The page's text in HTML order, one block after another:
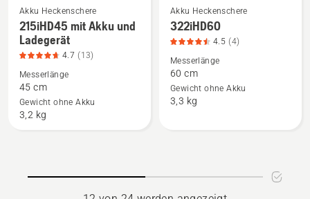
Mehr
Details
zu
215iHD45
mit
Akku
und
Akku Heckenschere
215iHD45 mit Akku und
Ladegerät
4.7 (13)
Messerlänge
45 cm
Gewicht ohne Akku
3,2 kg
Mehr
Details
322iHD60
anzeigen,
Produktbewertung
Akku Heckenschere
322iHD60
4.5 (4)
Messerlänge
60 cm
Gewicht ohne Akku
3,3 kg